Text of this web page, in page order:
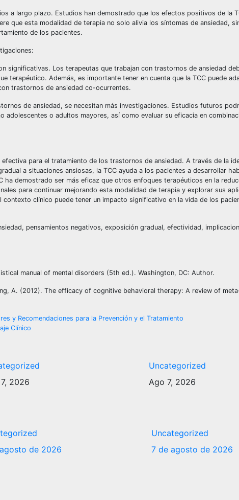
a largo plazo. Estudios han demostrado que los efectos positivos de la
que esta modalidad de terapia no solo alivia los síntomas de ansiedad,
de los pacientes.
significativas. Los terapeutas que trabajan con trastornos de ansiedad
terapéutico. Además, es importante tener en cuenta que la TCC puede
trastornos de ansiedad co-ocurrentes.
de ansiedad, se necesitan más investigaciones. Estudios futuros
o adultos mayores, así como evaluar su eficacia en
para el tratamiento de los trastornos de ansiedad. A través de la
a situaciones ansiosas, la TCC ayuda a los pacientes a desarrollar
ha demostrado ser más eficaz que otros enfoques terapéuticos en la
para continuar mejorando esta modalidad de terapia y explorar sus
clínico puede tener un impacto significativo en la vida de los
pensamientos negativos, exposición gradual, efectividad,
manual of mental disorders (5th ed.). Washington, DC: Author.
A. (2012). The efficacy of cognitive behavioral therapy: A review of
y Recomendaciones para la Prevención y el Tratamiento
Clínico
2026
Uncategorized
Ago 7, 2026
de 2026
Uncategorized
7 de agosto de 2026